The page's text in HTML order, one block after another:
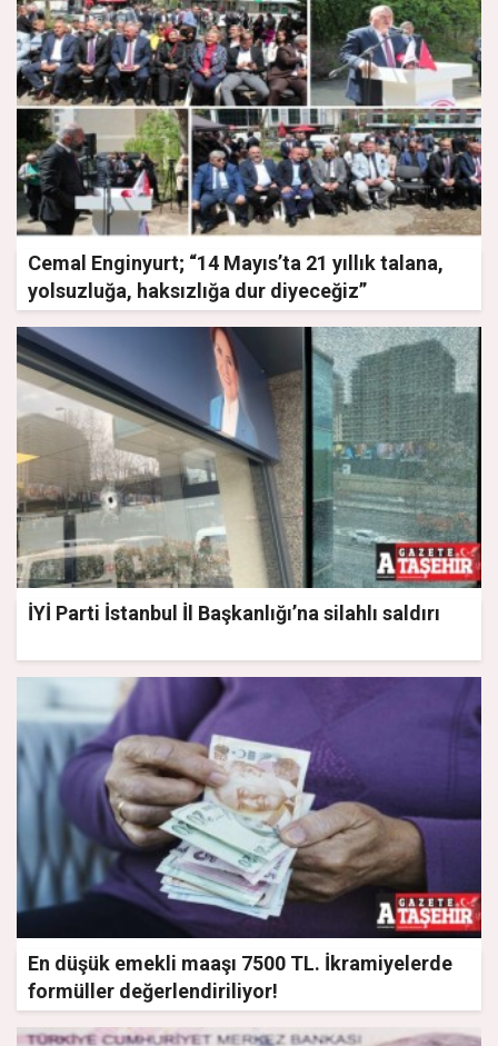
Cemal Enginyurt; “14 Mayıs’ta 21 yıllık talana,
yolsuzluğa, haksızlığa dur diyeceğiz”
İYİ Parti İstanbul İl Başkanlığı’na silahlı saldırı
En düşük emekli maaşı 7500 TL. İkramiyelerde
formüller değerlendiriliyor!